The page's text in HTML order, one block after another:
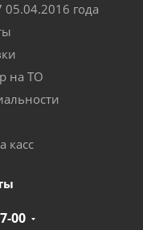
года
на ТО
касс
00